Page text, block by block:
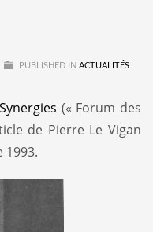
PUBLISHED IN ACTUALITÉS
(« Forum des
de Pierre Le Vigan
1993.